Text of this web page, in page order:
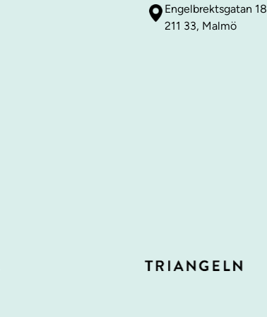
Engelbrektsgatan 18
211 33, Malmö